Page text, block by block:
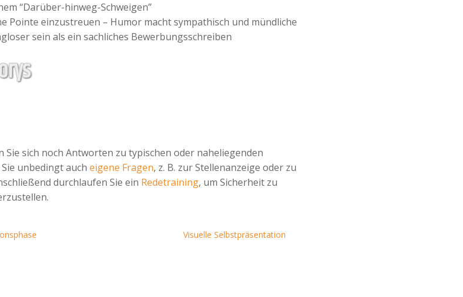
“Darüber-hinweg-Schweigen”
Pointe einzustreuen – Humor macht sympathisch und mündliche
sein als ein sachliches Bewerbungsschreiben
sich noch Antworten zu typischen oder naheliegenden
unbedingt auch eigene Fragen, z. B. zur Stellenanzeige oder zu
durchlaufen Sie ein Redetraining, um Sicherheit zu
Visuelle Selbstpräsentation